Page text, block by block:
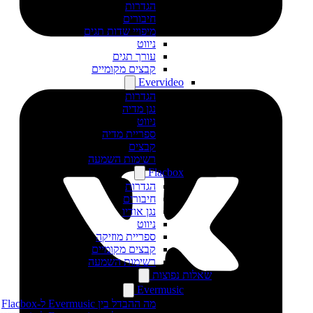
הגדרות
חיבורים
מיפויי שדות תגים
ניווט
עורך תגים
קבצים מקומיים
Evervideo
הגדרות
נגן מדיה
ניווט
ספריית מדיה
קבצים
רשימות השמעה
Flacbox
הגדרות
חיבורים
נגן אודיו
ניווט
ספריית מוזיקה
קבצים מקומיים
רשימות השמעה
שאלות נפוצות
Evermusic
מה ההבדל בין Evermusic ל-Flacbox